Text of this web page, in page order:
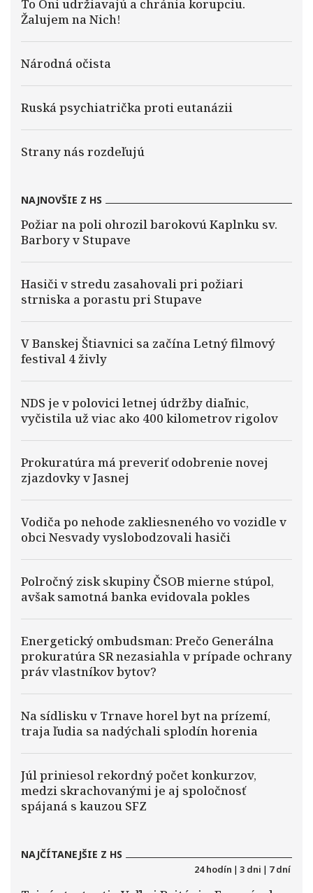
To Oni udržiavajú a chránia korupciu.
Žalujem na Nich!
Národná očista
Ruská psychiatrička proti eutanázii
Strany nás rozdeľujú
NAJNOVŠIE Z HS
Požiar na poli ohrozil barokovú Kaplnku sv.
Barbory v Stupave
Hasiči v stredu zasahovali pri požiari
strniska a porastu pri Stupave
V Banskej Štiavnici sa začína Letný filmový
festival 4 živly
NDS je v polovici letnej údržby diaľnic,
vyčistila už viac ako 400 kilometrov rigolov
Prokuratúra má preveriť odobrenie novej
zjazdovky v Jasnej
Vodiča po nehode zakliesneného vo vozidle v
obci Nesvady vyslobodzovali hasiči
Polročný zisk skupiny ČSOB mierne stúpol,
avšak samotná banka evidovala pokles
Energetický ombudsman: Prečo Generálna
prokuratúra SR nezasiahla v prípade ochrany
práv vlastníkov bytov?
Na sídlisku v Trnave horel byt na prízemí,
traja ľudia sa nadýchali splodín horenia
Júl priniesol rekordný počet konkurzov,
medzi skrachovanými je aj spoločnosť
spájaná s kauzou SFZ
NAJČÍTANEJŠIE Z HS
24 hodín | 3 dni | 7 dní